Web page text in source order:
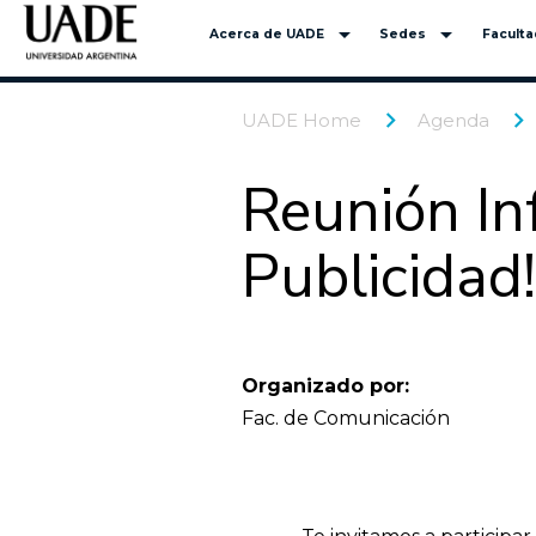
Acerca de UADE arrow_drop_down Sedes arrow_drop_down
UADE Home Agenda
Reunión
Organizado por:
Fac. de Comunicación